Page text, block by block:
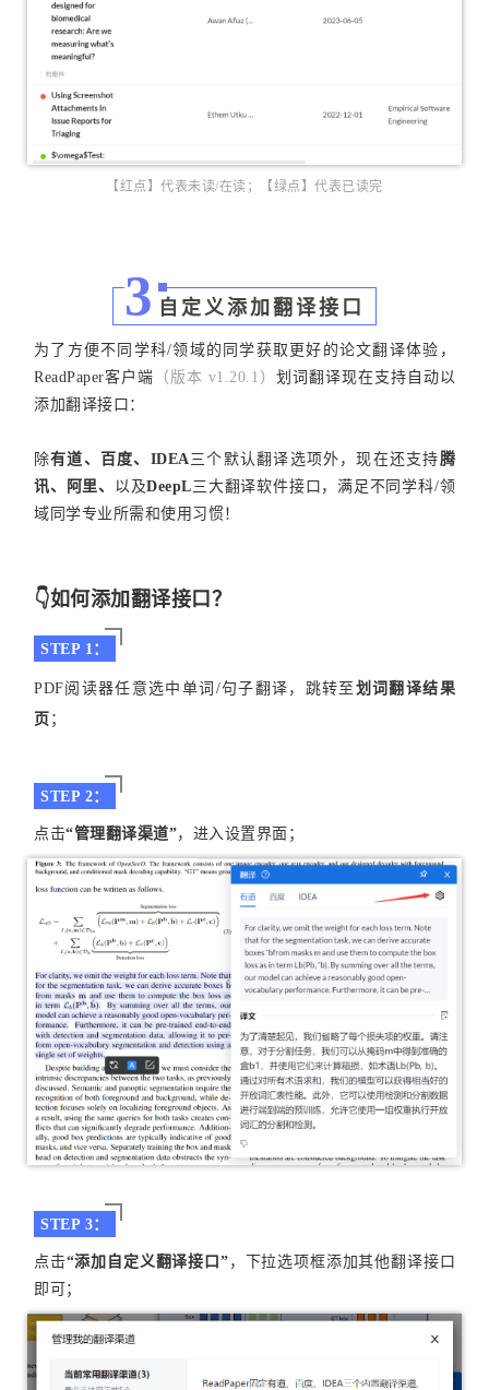
【红点】代表未读/在读；【绿点】代表已读完
3 自定义添加翻译接口
为了方便不同学科/领域的同学获取更好的论文翻译体验，
ReadPaper客户端 （版本 v1.20.1） 划词翻译现在支持自动以
添加翻译接口：
除有道、百度、IDEA三个默认翻译选项外，现在还支持腾
讯、阿里、 以及DeepL三大翻译软件接口，满足不同学科/领
域同学专业所需和使用习惯！
👇如何添加翻译接口？
STEP 1：
PDF阅读器任意选中单词/句子翻译，跳转至 划词翻译结果
页 ；
STEP 2：
点击“管理翻译渠道”，进入设置界面；
STEP 3：
点击“添加自定义翻译接口” ，下拉选项框添加其他翻译接口
即可；